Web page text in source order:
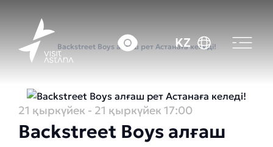
KZ
Оқиғалар күнтізбесі
Backstreet Boys алғаш рет Астанаға келеді!
21 қыркүйек - 21 қыркүйек17:00
Backstreet Boys алғаш